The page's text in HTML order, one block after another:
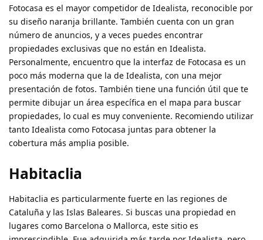
Fotocasa es el mayor competidor de Idealista, reconocible por
su diseño naranja brillante. También cuenta con un gran
número de anuncios, y a veces puedes encontrar
propiedades exclusivas que no están en Idealista.
Personalmente, encuentro que la interfaz de Fotocasa es un
poco más moderna que la de Idealista, con una mejor
presentación de fotos. También tiene una función útil que te
permite dibujar un área específica en el mapa para buscar
propiedades, lo cual es muy conveniente. Recomiendo utilizar
tanto Idealista como Fotocasa juntas para obtener la
cobertura más amplia posible.
Habitaclia
Habitaclia es particularmente fuerte en las regiones de
Cataluña y las Islas Baleares. Si buscas una propiedad en
lugares como Barcelona o Mallorca, este sitio es